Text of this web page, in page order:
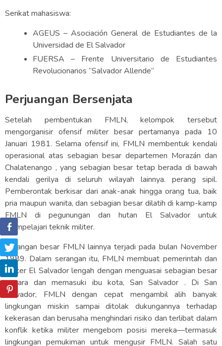
Serikat mahasiswa:
AGEUS – Asociación General de Estudiantes de la
Universidad de El Salvador
FUERSA – Frente Universitario de Estudiantes
Revolucionarios “Salvador Allende”
Perjuangan Bersenjata
Setelah pembentukan FMLN, kelompok tersebut
mengorganisir ofensif militer besar pertamanya pada 10
Januari 1981. Selama ofensif ini, FMLN membentuk kendali
operasional atas sebagian besar departemen Morazán dan
Chalatenango , yang sebagian besar tetap berada di bawah
kendali gerilya di seluruh wilayah lainnya. perang sipil.
Pemberontak berkisar dari anak-anak hingga orang tua, baik
pria maupun wanita, dan sebagian besar dilatih di kamp-kamp
FMLN di pegunungan dan hutan El Salvador untuk
mempelajari teknik militer.
Serangan besar FMLN lainnya terjadi pada bulan November
1989. Dalam serangan itu, FMLN membuat pemerintah dan
militer El Salvador lengah dengan menguasai sebagian besar
negara dan memasuki ibu kota, San Salvador . Di San
Salvador, FMLN dengan cepat mengambil alih banyak
lingkungan miskin sampai ditolak dukungannya terhadap
kekerasan dan berusaha menghindari risiko dan terlibat dalam
konflik ketika militer mengebom posisi mereka—termasuk
lingkungan pemukiman untuk mengusir FMLN. Salah satu